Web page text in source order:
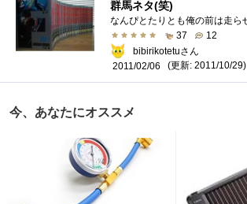
群馬ネタ(笑)
37
12
bibirikotetuさん
2011/02/06
(更新: 2011/10/29)
今、あなたにオススメ